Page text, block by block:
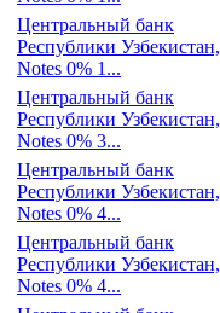
Notes 0% 1...
Центральный банк
Республики Узбекистан,
Notes 0% 1...
Центральный банк
Республики Узбекистан,
Notes 0% 1...
Центральный банк
Республики Узбекистан,
Notes 0% 3...
Центральный банк
Республики Узбекистан,
Notes 0% 4...